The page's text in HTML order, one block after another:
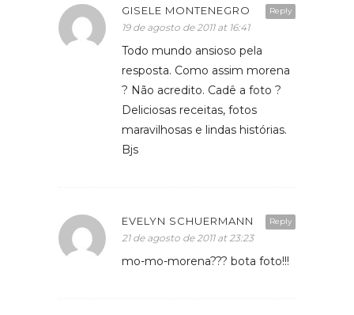
Reply
GISELE MONTENEGRO
19 de agosto de 2011 at 16:41
Todo mundo ansioso pela
resposta. Como assim morena
? Não acredito. Cadê a foto ?
Deliciosas receitas, fotos
maravilhosas e lindas histórias.
Bjs
Reply
EVELYN SCHUERMANN
21 de agosto de 2011 at 23:23
mo-mo-morena??? bota foto!!!